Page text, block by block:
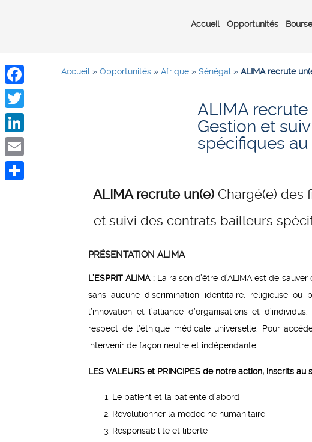
Accueil Opportunités
Accueil » Opportunités » Afrique » Sénégal » ALIMA recrute
ALIMA recrute
Gestion et
spécifiques
ALIMA recrute un(e) Chargé(e) des
et suivi des contrats bailleurs
PRÉSENTATION ALIMA
L’ESPRIT ALIMA : La raison d’être d’ALIMA est de
sans aucune discrimination identitaire, religieuse
l’innovation et l’alliance d’organisations et
respect de l’éthique médicale universelle. Pour
intervenir de façon neutre et indépendante.
LES VALEURS et PRINCIPES de notre action, inscrits au
Le patient et la patiente d’abord
Révolutionner la médecine humanitaire
Responsabilité et liberté
Facebook
Twitter
LinkedIn
Email